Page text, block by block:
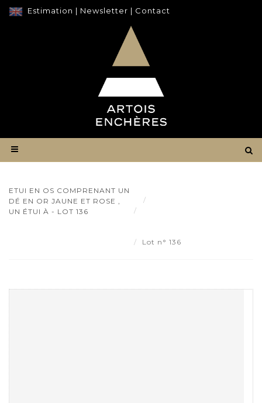
Estimation | Newsletter | Contact
ETUI EN OS COMPRENANT UN
DÉ EN OR JAUNE ET ROSE ,
UN ÉTUI À - LOT 136
Lot n° 136